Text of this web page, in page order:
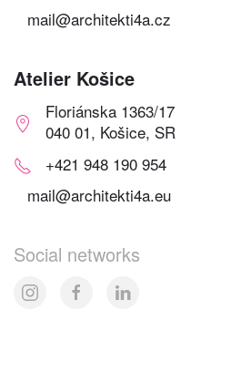
mail@architekti4a.cz
Atelier Košice
Floriánska 1363/17
040 01, Košice, SR
+421 948 190 954
mail@architekti4a.eu
Social networks